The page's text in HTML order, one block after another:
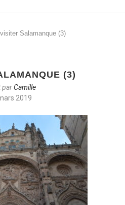
visiter Salamanque (3)
(3)
parCamille
2019